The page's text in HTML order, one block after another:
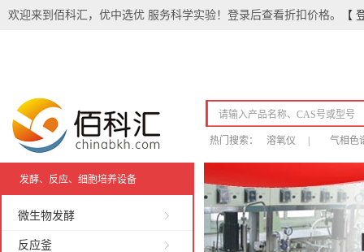
欢迎来到佰科汇，优中选优 服务科学实验！登录后查看折扣价格。 【
热门搜索： 溶氧仪 气相色
发酵、反应、细胞培养设备
微生物发酵
反应釜